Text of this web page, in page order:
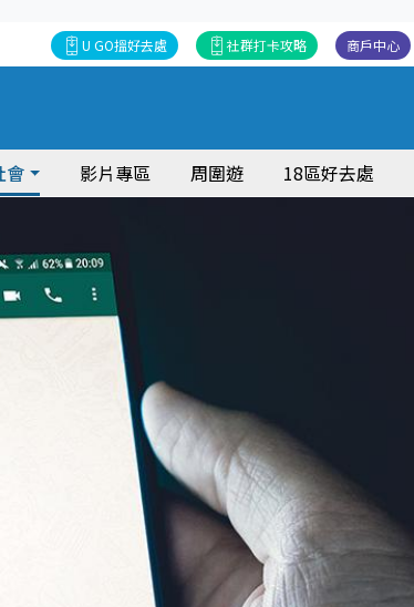
商戶中心
社群打卡攻略
U GO搵好去處
會 影片專區 周圍遊 18區好去處